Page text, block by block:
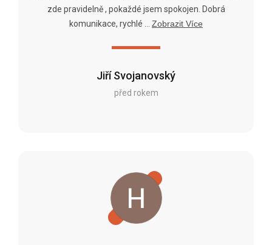
Jiří Svojanovský
před rokem
zde pravidelně , pokaždé jsem spokojen. Dobrá
komunikace, rychlé ...
Zobrazit Více